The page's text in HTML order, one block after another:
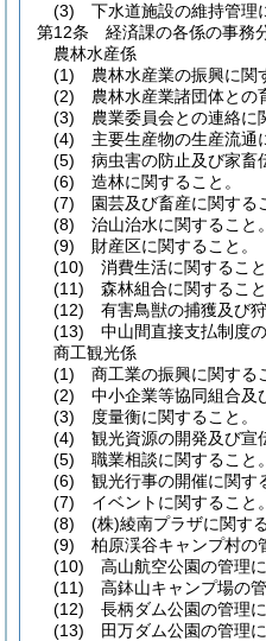
(3) 下水道施設の維持管理
第12条
経済課の各係の事務
農林水産係
(1) 農林水産業の振興に関
(2) 農林水産業諸団体との
(3) 農業委員会との連絡に
(4) 主要生産物の生産流通
(5) 病虫害の防止及び家畜
(6) 造林に関すること。
(7) 園芸及び畜産に関する
(8) 治山治水に関すること。
(9) 財産区に関すること。
(10) 消費生活に関すること
(11) 森林組合に関すること
(12) 有害鳥獣の捕獲及び狩
(13) 中山間直接支払制度の
商工観光係
(1) 商工業の振興に関する
(2) 中小企業等協同組合及
(3) 度量衡に関すること。
(4) 観光資源の開発及び宣
(5) 職業相談に関すること。
(6) 観光行事の開催に関す
(7) イベントに関すること。
(8)
(株)綾南プラザに関す
(9) 柏原渓谷キャンプ村の
(10) 高山航空公園の管理に
(11) 高鉢山キャンプ場の管
(12) 長柄ダム公園の管理に
(13) 田万ダム公園の管理に